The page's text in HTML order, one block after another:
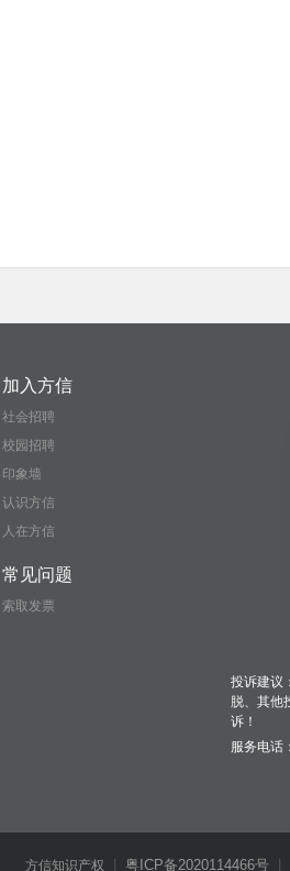
加入方信
社会招聘
校园招聘
印象墙
认识方信
人在方信
常见问题
索取发票
投诉建议
脱、其他
诉！
服务电话
方信知识产权 粤ICP备2020114466号